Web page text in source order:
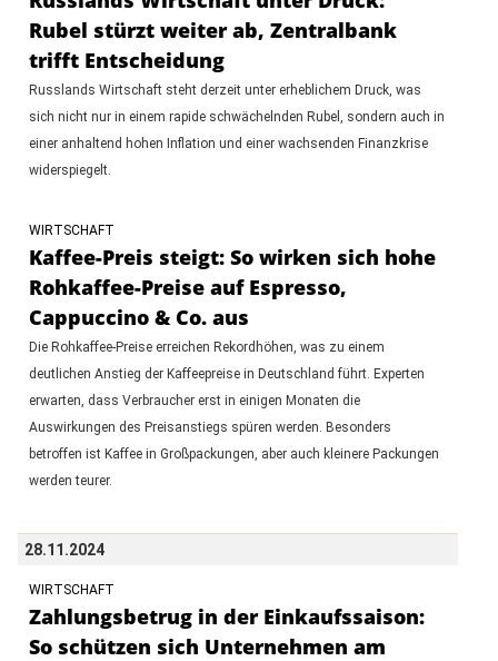
Rubel stürzt weiter ab, Zentralbank
trifft Entscheidung
Russlands Wirtschaft steht derzeit unter erheblichem Druck, was
sich nicht nur in einem rapide schwächelnden Rubel, sondern auch in
einer anhaltend hohen Inflation und einer wachsenden Finanzkrise
widerspiegelt.
WIRTSCHAFT
Kaffee-Preis steigt: So wirken sich hohe
Rohkaffee-Preise auf Espresso,
Cappuccino & Co. aus
Die Rohkaffee-Preise erreichen Rekordhöhen, was zu einem
deutlichen Anstieg der Kaffeepreise in Deutschland führt. Experten
erwarten, dass Verbraucher erst in einigen Monaten die
Auswirkungen des Preisanstiegs spüren werden. Besonders
betroffen ist Kaffee in Großpackungen, aber auch kleinere Packungen
werden teurer.
28.11.2024
WIRTSCHAFT
Zahlungsbetrug in der Einkaufssaison:
So schützen sich Unternehmen am